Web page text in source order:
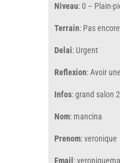
Niveau: 0 – Plain-
Terrain: Pas encore
Delai: Urgent
Reflexion: Avoir
Infos: grand salon
Nom: mancina
Prenom: veronique
Email :